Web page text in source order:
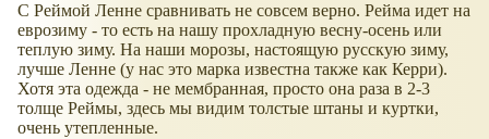
С Реймой Ленне сравнивать не совсем верно. Рейма идет на
еврозиму - то есть на нашу прохладную весну-осень или
теплую зиму. На наши морозы, настоящую русскую зиму,
лучше Ленне (у нас это марка известна также как Керри).
Хотя эта одежда - не мембранная, просто она раза в 2-3
толще Реймы, здесь мы видим толстые штаны и куртки,
очень утепленные.